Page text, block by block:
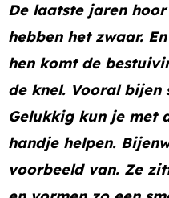
De laatste jaren
hebben het zwaar.
hen komt de
de knel. Vooral bijen
Gelukkig kun je met
handje helpen.
voorbeeld van. Ze